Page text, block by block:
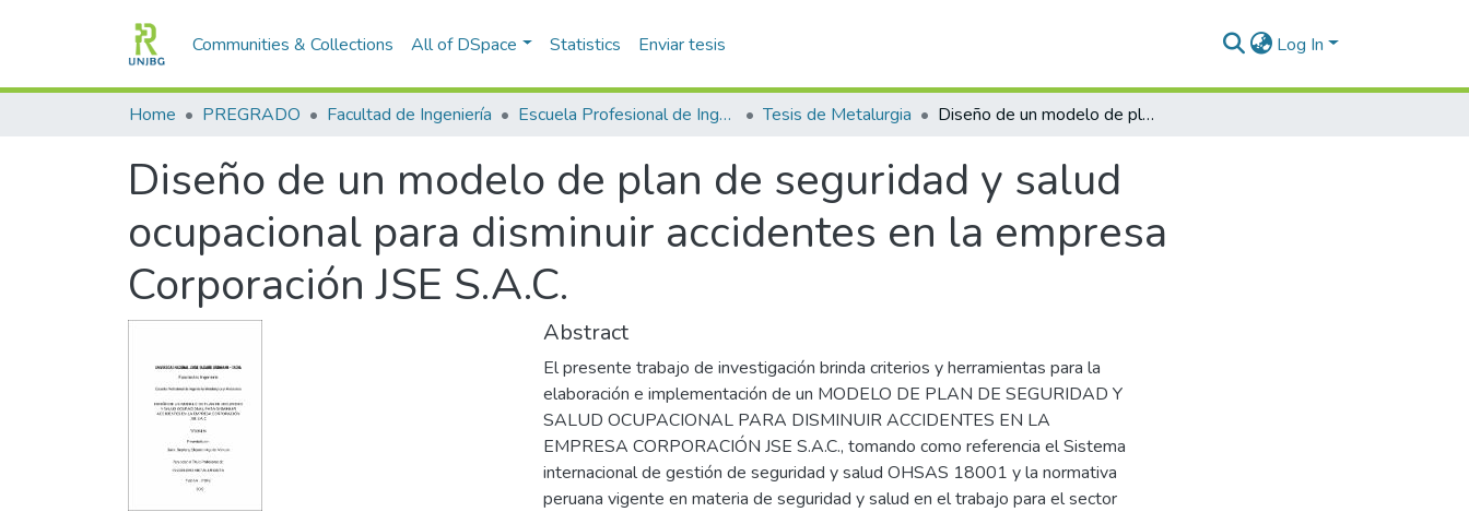
Communities & Collections All of DSpace Statistics Enviar tesis Log In
Home PREGRADO Facultad de Ingeniería Escuela Profesional de Ingeniería Metalúrgica Tesis de Metalurgia Diseño de un modelo de plan de seguridad y salud ocupacional para disminuir accidentes en la empresa Corporación JSE S.A.C.
Diseño de un modelo de plan de seguridad y salud
ocupacional para disminuir accidentes en la empresa
Corporación JSE S.A.C.
Abstract
El presente trabajo de investigación brinda criterios y herramientas para la
elaboración e implementación de un MODELO DE PLAN DE SEGURIDAD Y
SALUD OCUPACIONAL PARA DISMINUIR ACCIDENTES EN LA
EMPRESA CORPORACIÓN JSE S.A.C., tomando como referencia el Sistema
internacional de gestión de seguridad y salud OHSAS 18001 y la normativa
peruana vigente en materia de seguridad y salud en el trabajo para el sector